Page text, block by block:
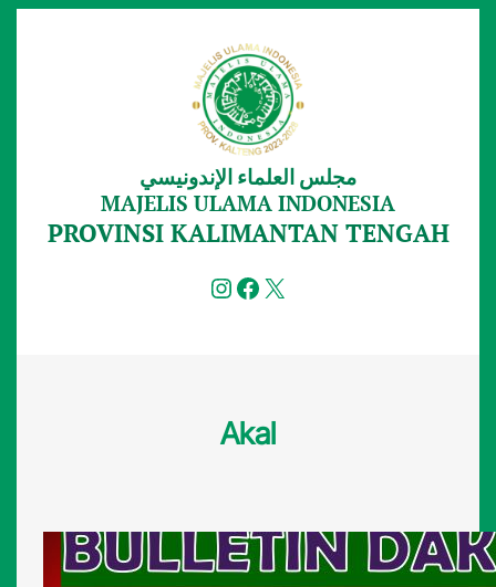
مجلس العلماء الإندونيسي
MAJELIS ULAMA INDONESIA
PROVINSI KALIMANTAN TENGAH
Instagram Facebook X
Akal